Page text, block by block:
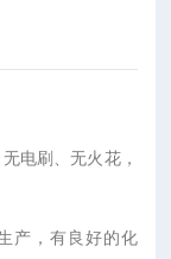
电刷、无火花，
产，有良好的化